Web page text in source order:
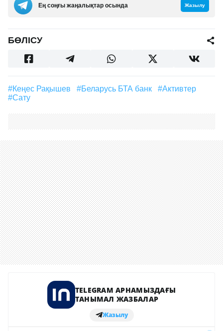
Ең соңғы жаңалықтар осында Жазылу
БӨЛІСУ
#Кеңес Рақышев #Беларусь БТА банк
#Активтер
#сату